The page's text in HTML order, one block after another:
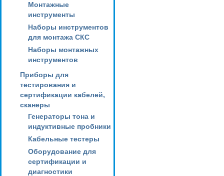
Монтажные
инструменты
Наборы инструментов
для монтажа СКС
Наборы монтажных
инструментов
Приборы для
тестирования и
сертификации кабелей,
сканеры
Генераторы тона и
индуктивные пробники
Кабельные тестеры
Оборудование для
сертификации и
диагностики